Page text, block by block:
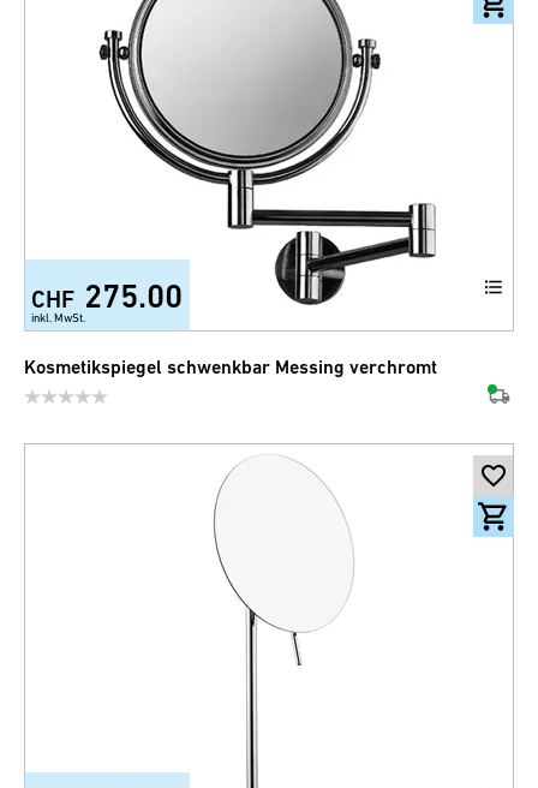
CHF 275.00
inkl. MwSt.
Kosmetikspiegel schwenkbar Messing verchromt